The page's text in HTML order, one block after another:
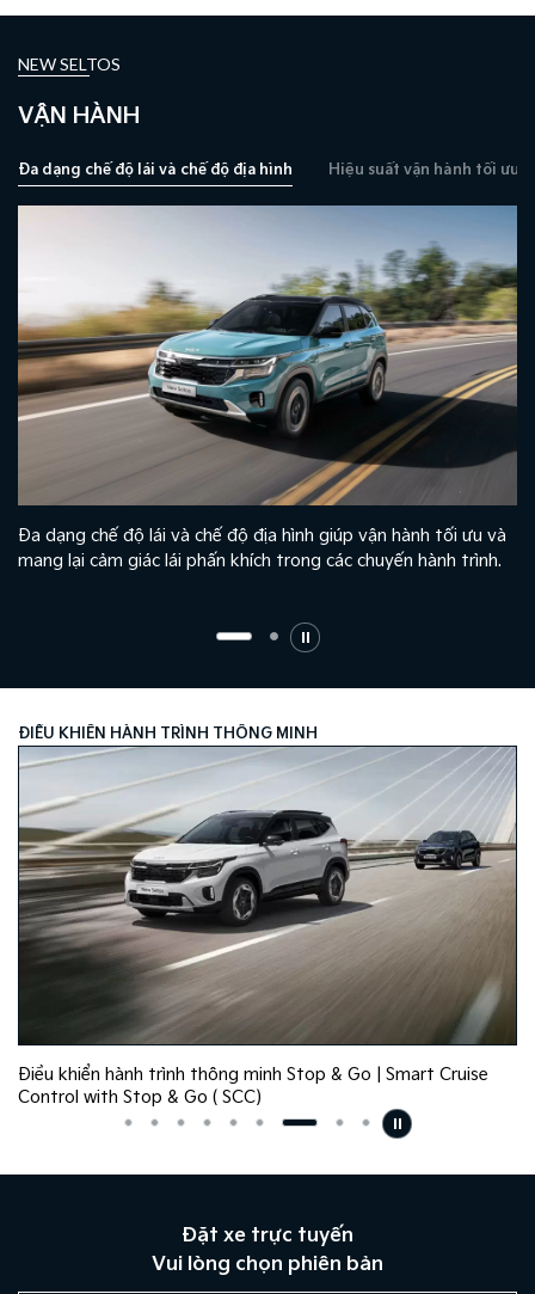
NEW SELTOS
VẬN HÀNH
Đa dạng chế độ lái và chế độ địa hình Hiệu suất vận hành tối ưu
Đa dạng chế độ lái và chế độ địa hình giúp vận hành tối ưu và
mang lại cảm giác lái phấn khích trong các chuyến hành trình.
ĐIỀU KHIỂN HÀNH TRÌNH THÔNG MINH
Điều khiển hành trình thông minh Stop & Go | Smart Cruise
Control with Stop & Go ( SCC)
Đặt xe trực tuyến
Vui lòng chọn phiên bản